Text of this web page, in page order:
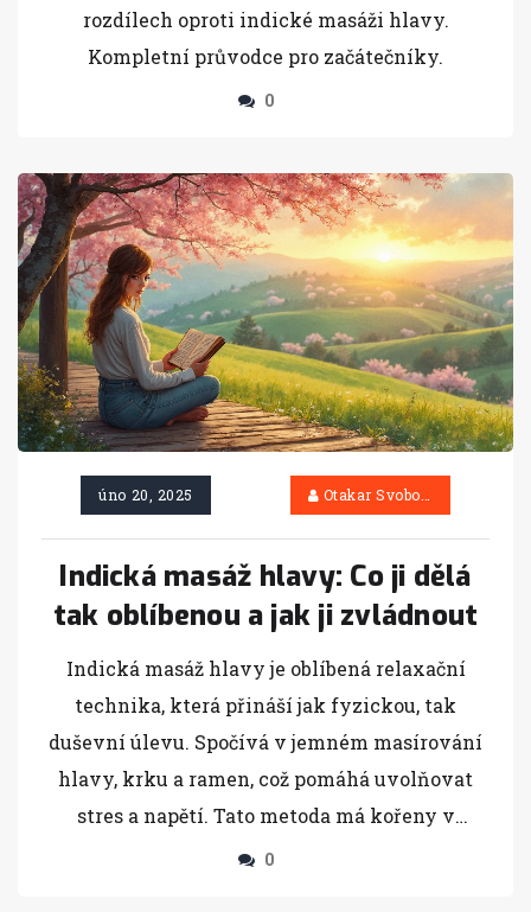
rozdílech oproti indické masáži hlavy.
Kompletní průvodce pro začátečníky.
0
úno 20, 2025 Otakar Svoboda
Indická masáž hlavy: Co ji dělá
tak oblíbenou a jak ji zvládnout
Indická masáž hlavy je oblíbená relaxační
technika, která přináší jak fyzickou, tak
duševní úlevu. Spočívá v jemném masírování
hlavy, krku a ramen, což pomáhá uvolňovat
stres a napětí. Tato metoda má kořeny v
ayurvédské medicíně a je známá pro své
0